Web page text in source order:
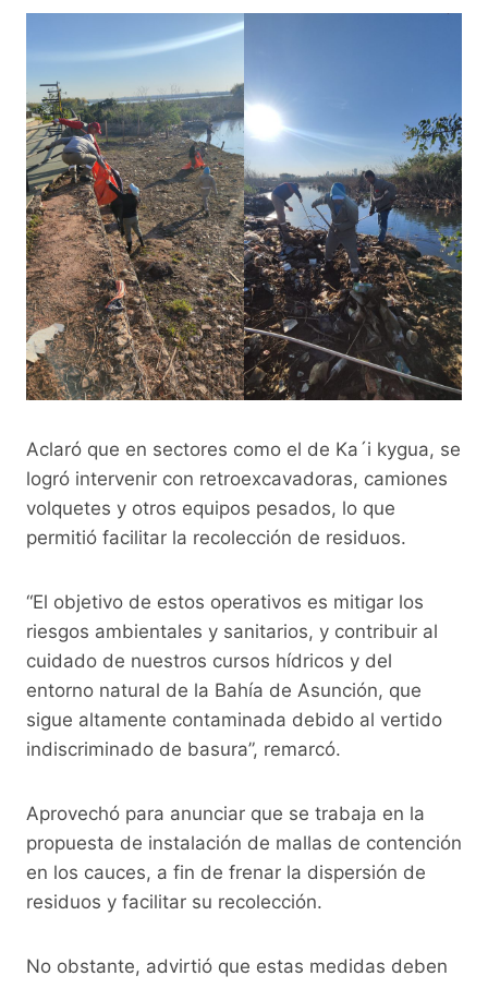
Aclaró que en sectores como el de Ka´i kygua, se
logró intervenir con retroexcavadoras, camiones
volquetes y otros equipos pesados, lo que
permitió facilitar la recolección de residuos.
“El objetivo de estos operativos es mitigar los
riesgos ambientales y sanitarios, y contribuir al
cuidado de nuestros cursos hídricos y del
entorno natural de la Bahía de Asunción, que
sigue altamente contaminada debido al vertido
indiscriminado de basura”, remarcó.
Aprovechó para anunciar que se trabaja en la
propuesta de instalación de mallas de contención
en los cauces, a fin de frenar la dispersión de
residuos y facilitar su recolección.
No obstante, advirtió que estas medidas deben